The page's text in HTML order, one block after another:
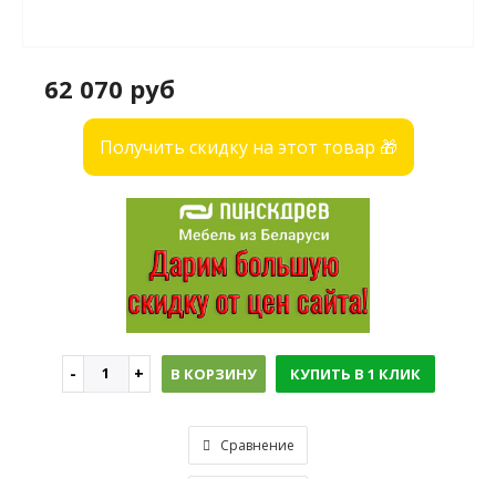
62 070 руб
Получить скидку на этот товар 🎁
В КОРЗИНУ КУПИТЬ В 1 КЛИК
Сравнение